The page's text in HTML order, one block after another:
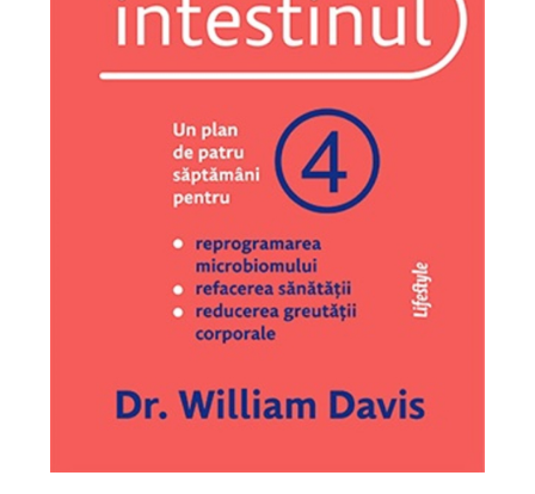
Transformare spirituală
Seria Helena Blavatsky
Ficțiune